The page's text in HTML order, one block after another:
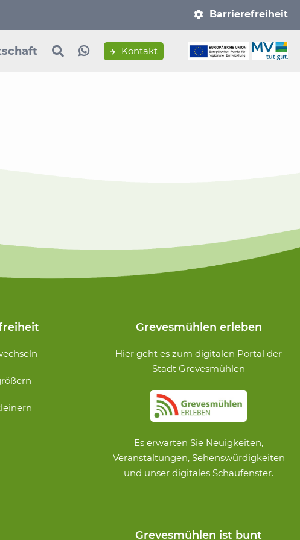
überspringen
Barrierefreiheit
Kontakt
Grevesmühlen erleben
Hier geht es zum digitalen Portal der
Stadt Grevesmühlen
Es erwarten Sie Neuigkeiten,
Veranstaltungen, Sehenswürdigkeiten
und unser digitales Schaufenster.
Grevesmühlen ist bunt